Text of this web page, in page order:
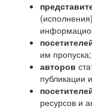
им пропуска;
авторов
публикации
ресурсов и